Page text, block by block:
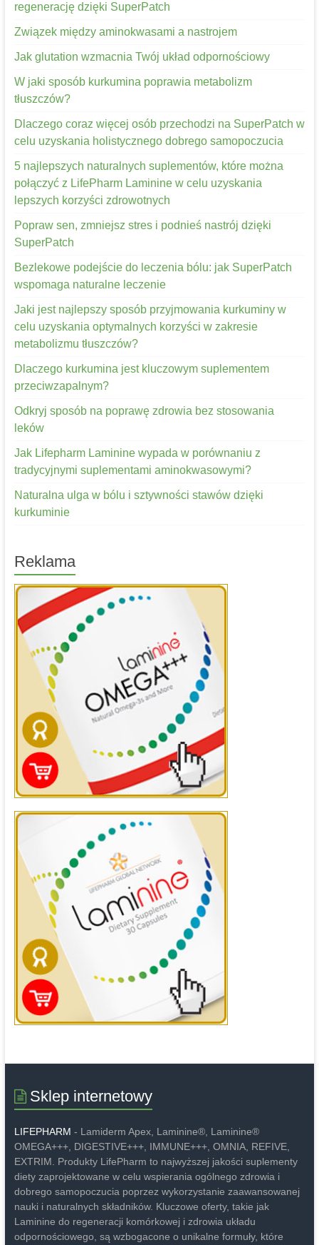
regenerację dzięki SuperPatch
Związek między aminokwasami a nastrojem
Jak glutation wzmacnia Twój układ odpornościowy
W jaki sposób kurkumina poprawia metabolizm
tłuszczów?
Dlaczego coraz więcej osób przechodzi na SuperPatch w
celu uzyskania holistycznego dobrego samopoczucia
5 najlepszych naturalnych suplementów, które można
połączyć z LifePharm Laminine w celu uzyskania
lepszych korzyści zdrowotnych
Popraw sen, zmniejsz stres i podnieś nastrój dzięki
SuperPatch
Bezlekowe podejście do leczenia bólu: jak SuperPatch
wspomaga naturalne leczenie
Jaki jest najlepszy sposób przyjmowania kurkuminy w
celu uzyskania optymalnych korzyści w zakresie
metabolizmu tłuszczów?
Dlaczego kurkumina jest kluczowym suplementem
przeciwzapalnym?
Odkryj sposób na poprawę zdrowia bez stosowania
leków
Jak Lifepharm Laminine wypada w porównaniu z
tradycyjnymi suplementami aminokwasowymi?
Naturalna ulga w bólu i sztywności stawów dzięki
kurkuminie
Reklama
Sklep internetowy
LIFEPHARM - Lamiderm Apex, Laminine®, Laminine®
OMEGA+++, DIGESTIVE+++, IMMUNE+++, OMNIA, REFIVE,
EXTRIM. Produkty LifePharm to najwyższej jakości suplementy
diety zaprojektowane w celu wspierania ogólnego zdrowia i
dobrego samopoczucia poprzez wykorzystanie zaawansowanej
nauki i naturalnych składników. Kluczowe oferty, takie jak
Laminine do regeneracji komórkowej i zdrowia układu
odpornościowego, są wzbogacone o unikalne formuły, które